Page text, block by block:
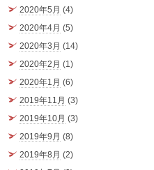
2020年5月 (4)
2020年4月 (5)
2020年3月 (14)
2020年2月 (1)
2020年1月 (6)
2019年11月 (3)
2019年10月 (3)
2019年9月 (8)
2019年8月 (2)